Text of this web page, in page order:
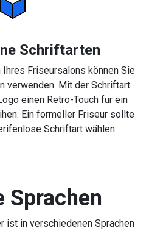
Schriftarten
Ihres Friseursalons können Sie
verwenden. Mit der Schriftart
einen Retro-Touch für ein
Ein formeller Friseur sollte
Schriftart wählen.
Sprachen
ist in verschiedenen Sprachen